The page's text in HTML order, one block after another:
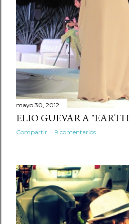
mayo 30, 2012
ELIO GUEVARA
Compartir 9 comentarios